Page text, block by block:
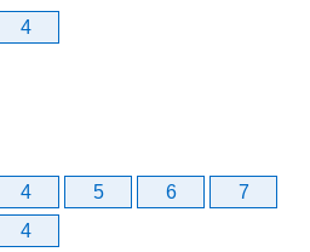
4
4 5 6
7
4